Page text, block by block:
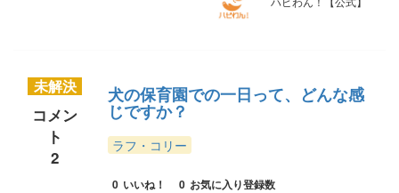
未解決
コメン
ト
2
犬の保育園での一日って、どんな感
じですか？
ラフ・コリー
0 いいね！ 0 お気に入り登録数